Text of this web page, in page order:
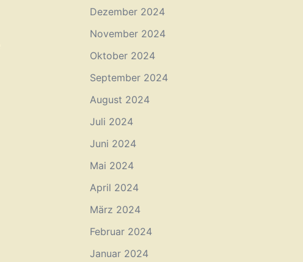
Dezember 2024
November 2024
Oktober 2024
September 2024
August 2024
Juli 2024
Juni 2024
Mai 2024
April 2024
März 2024
Februar 2024
Januar 2024